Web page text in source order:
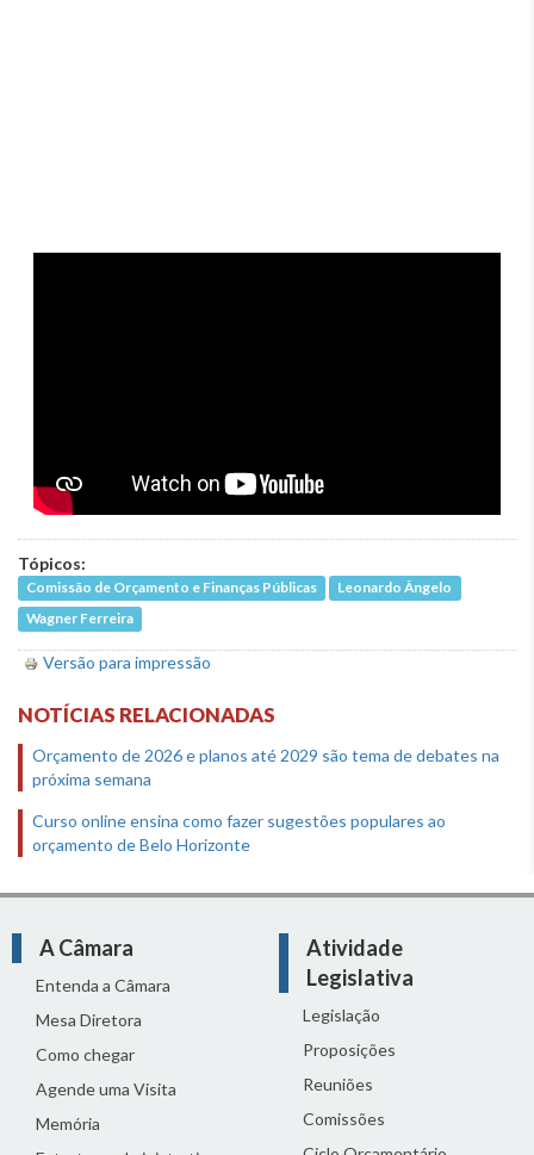
Tópicos:
Comissão de Orçamento e Finanças Públicas
Leonardo Ângelo
Wagner Ferreira
Versão para impressão
NOTÍCIAS RELACIONADAS
Orçamento de 2026 e planos até 2029 são tema de debates na
próxima semana
Curso online ensina como fazer sugestões populares ao
orçamento de Belo Horizonte
A Câmara
Entenda a Câmara
Mesa Diretora
Como chegar
Agende uma Visita
Memória
Atividade
Legislativa
Legislação
Proposições
Reuniões
Comissões